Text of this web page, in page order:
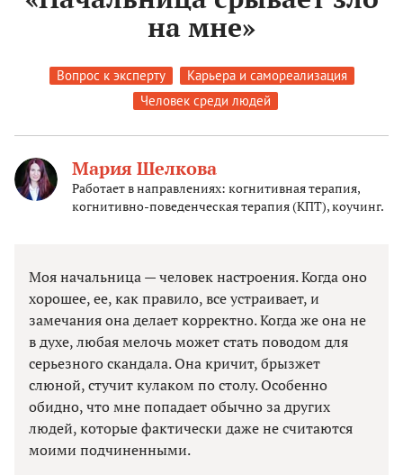
на мне»
Вопрос к эксперту
Карьера и самореализация
Человек среди людей
Мария Шелкова
Работает в направлениях: когнитивная терапия,
когнитивно-поведенческая терапия (КПТ), коучинг.
Моя начальница — человек настроения. Когда оно
хорошее, ее, как правило, все устраивает, и
замечания она делает корректно. Когда же она не
в духе, любая мелочь может стать поводом для
серьезного скандала. Она кричит, брызжет
слюной, стучит кулаком по столу. Особенно
обидно, что мне попадает обычно за других
людей, которые фактически даже не считаются
моими подчиненными.